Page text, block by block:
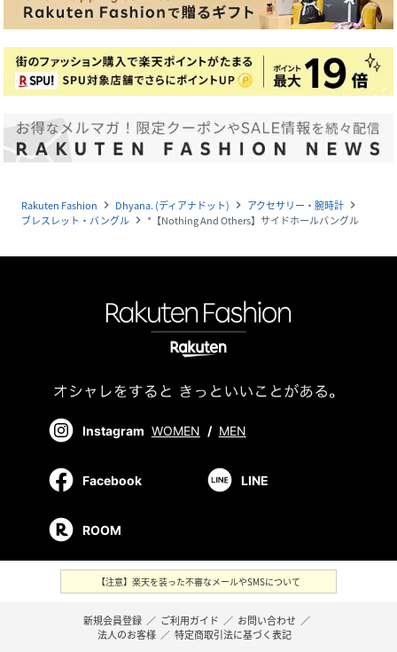
Rakuten Fashion navigate_next Dhyana. (ディアナドット) navigate_next アクセサリー・腕時計 navigate_next
ブレスレット・バングル navigate_next *【Nothing And Others】サイドホールバングル
Instagram WOMEN / MEN
Facebook LINE
ROOM
【注意】楽天を装った不審なメールやSMSについて
新規会員登録 ／ ご利用ガイド ／ お問い合わせ ／
法人のお客様 ／ 特定商取引法に基づく表記